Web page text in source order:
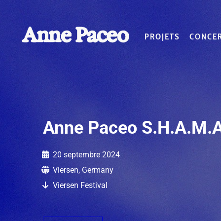
PROJETS
Anne Paceo
20 septembre 2024
Viersen, Germany
Viersen Festival